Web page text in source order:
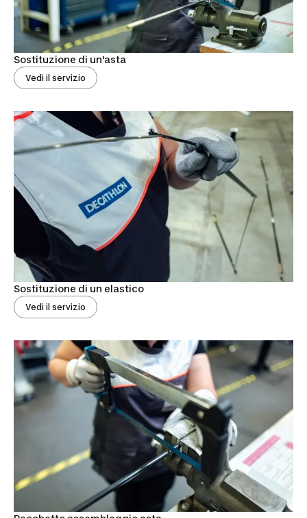
Sostituzione di un'asta
Vedi il servizio
Sostituzione di un elastico
Vedi il servizio